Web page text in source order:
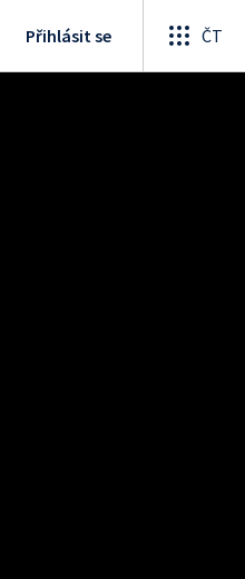
Přihlásit se ČT